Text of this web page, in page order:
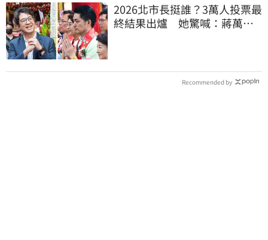
2026北市長挺誰？3萬人投票最
終結果出爐 她驚喊：蔣萬安
Recommended by